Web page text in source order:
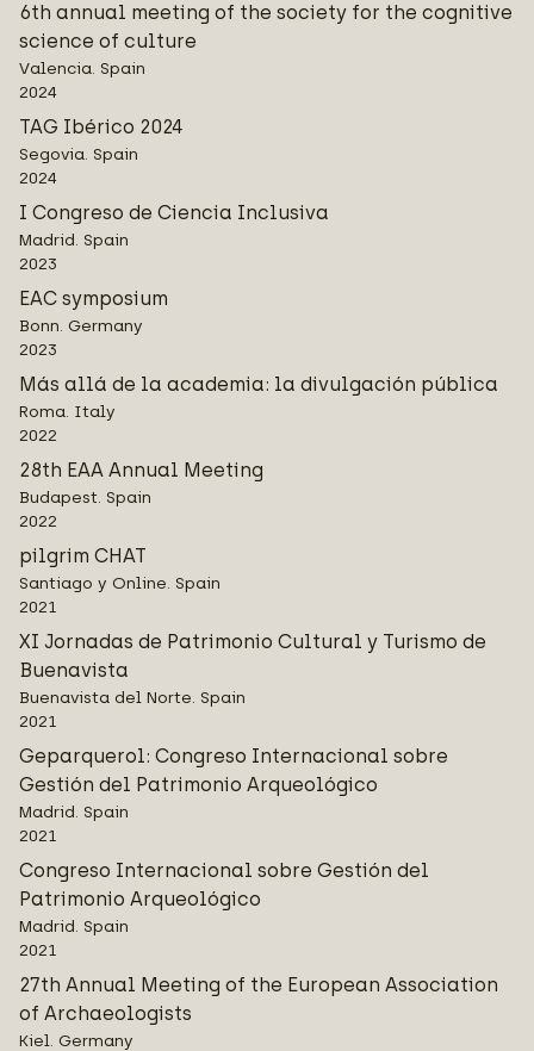
6th annual meeting of the society for the cognitive
science of culture
Valencia. Spain
2024
TAG Ibérico 2024
Segovia. Spain
2024
I Congreso de Ciencia Inclusiva
Madrid. Spain
2023
EAC symposium
Bonn. Germany
2023
Más allá de la academia: la divulgación pública
Roma. Italy
2022
28th EAA Annual Meeting
Budapest. Spain
2022
pilgrim CHAT
Santiago y Online. Spain
2021
XI Jornadas de Patrimonio Cultural y Turismo de
Buenavista
Buenavista del Norte. Spain
2021
Geparquerol: Congreso Internacional sobre
Gestión del Patrimonio Arqueológico
Madrid. Spain
2021
Congreso Internacional sobre Gestión del
Patrimonio Arqueológico
Madrid. Spain
2021
27th Annual Meeting of the European Association
of Archaeologists
Kiel. Germany